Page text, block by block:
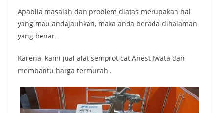
Apabila masalah dan problem diatas merupakan hal
yang mau andajauhkan, maka anda berada dihalaman
yang benar.
Karena kami jual alat semprot cat Anest Iwata dan
membantu harga termurah .